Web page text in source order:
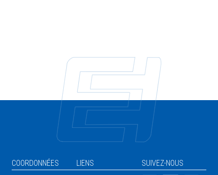
COORDONNÉES LIENS SUIVEZ-NOUS